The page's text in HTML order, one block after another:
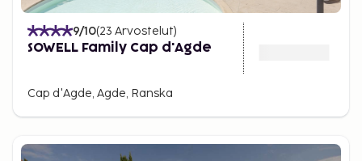
9/10(23 Arvostelut)
SOWELL Family Cap d'Agde
Cap d'Agde, Agde, Ranska